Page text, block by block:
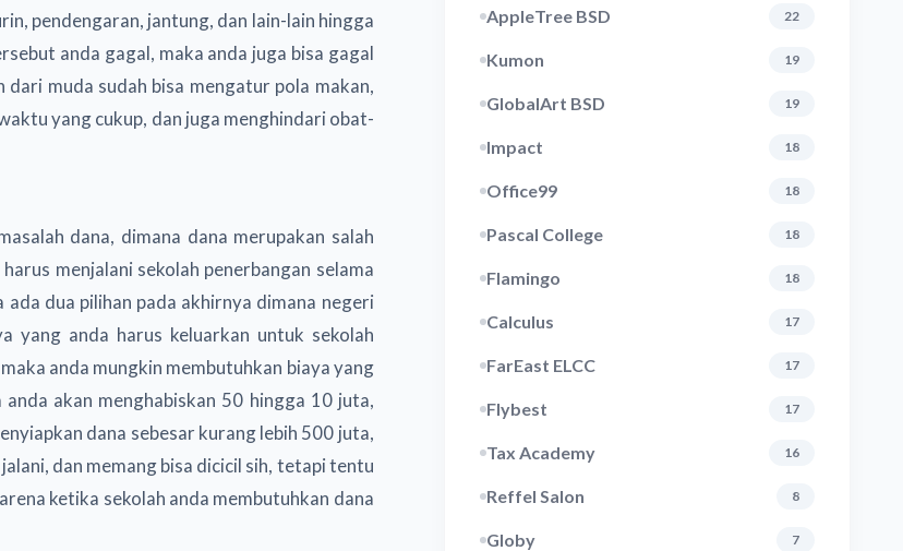
pendengaran, jantung, dan lain-lain hingga
anda gagal, maka anda juga bisa gagal
muda sudah bisa mengatur pola makan,
yang cukup, dan juga menghindari obat-
dana, dimana dana merupakan salah
menjalani sekolah penerbangan selama
dua pilihan pada akhirnya dimana negeri
yang anda harus keluarkan untuk sekolah
anda mungkin membutuhkan biaya yang
akan menghabiskan 50 hingga 10 juta,
dana sebesar kurang lebih 500 juta,
dan memang bisa dicicil sih, tetapi tentu
ketika sekolah anda membutuhkan dana
AppleTree BSD 22
Kumon 19
GlobalArt BSD 19
Impact 18
Office99 18
Pascal College 18
Flamingo 18
Calculus 17
FarEast ELCC 17
Flybest 17
Tax Academy 16
Reffel Salon 8
Globy 7